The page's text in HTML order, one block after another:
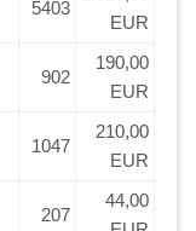
5403
EUR
902
190,00
EUR
1047
210,00
EUR
207
44,00